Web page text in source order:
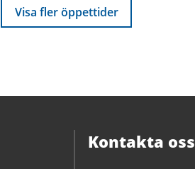
augusti
2026
Visa fler öppettider
Kontakta oss